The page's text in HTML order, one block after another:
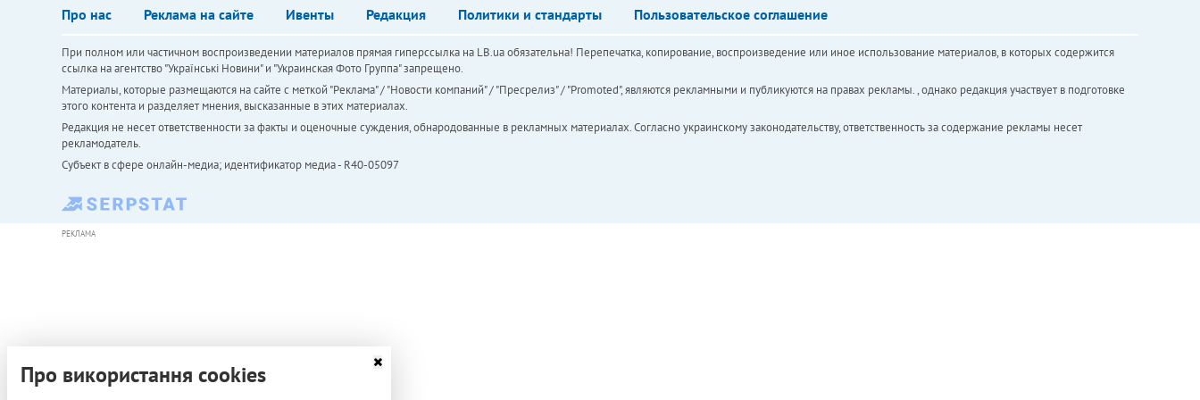
Про нас Реклама на сайте Ивенты Редакция Политики и стандарты Пользовательское соглашение
При полном или частичном воспроизведении материалов прямая гиперссылка на LB.ua обязательна! Перепечатка, копирование, воспроизведение или иное использование материалов, в которых содержится
ссылка на агентство "Українськi Новини" и "Украинская Фото Группа" запрещено.
Материалы, которые размещаются на сайте с меткой "Реклама" / "Новости компаний" / "Пресрелиз" / "Promoted", являются рекламными и публикуются на правах рекламы. , однако редакция участвует в подготовке
этого контента и разделяет мнения, высказанные в этих материалах.
Редакция не несет ответственности за факты и оценочные суждения, обнародованные в рекламных материалах. Согласно украинскому законодательству, ответственность за содержание рекламы несет
рекламодатель.
Субъект в сфере онлайн-медиа; идентификатор медиа - R40-05097
РЕКЛАМА
Про використання cookies